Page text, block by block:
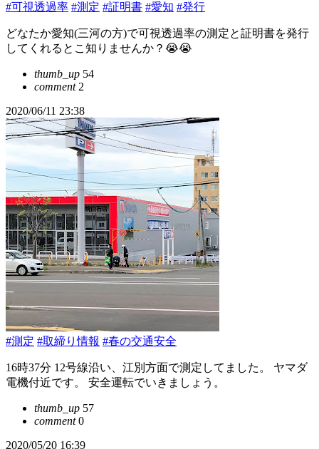
#可視透過率 #測定 #証明書 #愛知 #発行
どなたか愛知(三河の方)で可視透過率の測定と証明書を発行
してくれるとこ知りませんか？😭😭
thumb_up 54
comment2
2020/06/11 23:38
#測定 #取締り情報 #春の交通安全
16時37分 12号線沿い、江別方面で測定してました。 ヤマダ
電機付近です。 安全運転でいきましょう。
thumb_up 57
comment0
2020/05/20 16:39